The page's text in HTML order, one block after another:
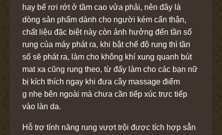
hay bể rơi rớt ở tầm cao vửa phải, nên đây là
dòng sản phẩm dành cho người kém cẩn thận,
chất liệu đặc biệt này còn ảnh hưởng đến tần số
rung của máy phát ra, khi bật chế độ rung thì tần
số sẽ phát ra, làm cho không khí xung quanh bút
mat xa cũng rung theo, từ đấy làm cho các bạn nữ
bị kích thích ngay khi đưa cây massage điểm
g nhẹ bên ngoài mà chưa cần tiếp xúc trực tiếp
vào làn da.
Hỗ trợ tính năng rung vượt trội được tích hợp sẳn